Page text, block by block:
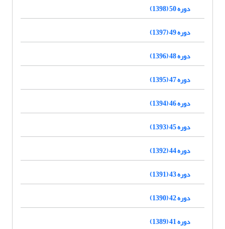
دوره 50 (1398)
دوره 49 (1397)
دوره 48 (1396)
دوره 47 (1395)
دوره 46 (1394)
دوره 45 (1393)
دوره 44 (1392)
دوره 43 (1391)
دوره 42 (1390)
دوره 41 (1389)